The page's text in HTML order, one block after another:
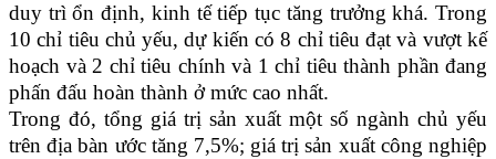
duy trì ổn định, kinh tế tiếp tục tăng trưởng khá. Trong
10 chỉ tiêu chủ yếu, dự kiến có 8 chỉ tiêu đạt và vượt kế
hoạch và 2 chỉ tiêu chính và 1 chỉ tiêu thành phần đang
phấn đấu hoàn thành ở mức cao nhất.
Trong đó, tổng giá trị sản xuất một số ngành chủ yếu
trên địa bàn ước tăng 7,5%; giá trị sản xuất công nghiệp